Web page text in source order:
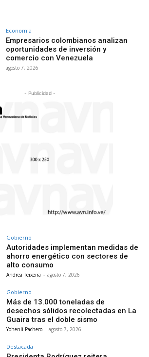
Economía
Empresarios colombianos analizan
oportunidades de inversión y
comercio con Venezuela
agosto 7, 2026
- Publicidad -
Gobierno
Autoridades implementan medidas de
ahorro energético con sectores de
alto consumo
Andrea Teixeira - agosto 7, 2026
Gobierno
Más de 13.000 toneladas de
desechos sólidos recolectadas en La
Guaira tras el doble sismo
Yohenli Pacheco - agosto 7, 2026
Destacada